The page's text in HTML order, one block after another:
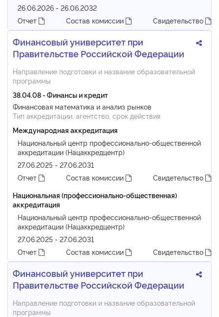
26.06.2026 - 26.06.2032
Отчет
Состав комиссии Свидетельство
Финансовый университет при
Правительстве Российской Федерации
Направление подготовки и название образовательной
программы
38.04.08 - Финансы и кредит
Финансовая математика и анализ рынков
Тип аккредитации, агентство, срок действия
Международная аккредитация
Национальный центр профессионально-общественной
аккредитации (Нацаккредцентр)
27.06.2025 - 27.06.2031
Отчет
Состав комиссии
Свидетельство
Национальная (профессионально-общественная)
аккредитация
Национальный центр профессионально-общественной
аккредитации (Нацаккредцентр)
27.06.2025 - 27.06.2031
Отчет
Состав комиссии Свидетельство
Финансовый университет при
Правительстве Российской Федерации
Направление подготовки и название образовательной
программы